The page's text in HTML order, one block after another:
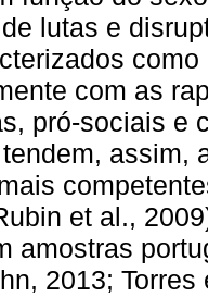
lutas e
com as
pró-sociais e
assim,
et al.,
amostras
2013; Torres